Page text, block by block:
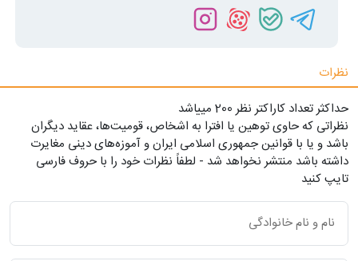
نظرات
حداکثر تعداد کاراکتر نظر 200 ميياشد
نظراتی که حاوی توهین یا افترا به اشخاص، قومیت‌ها، عقاید دیگران
باشد و یا با قوانین جمهوری اسلامی ایران و آموزه‌های دینی مغایرت
داشته باشد منتشر نخواهد شد - لطفاً نظرات خود را با حروف فارسی
تایپ کنید